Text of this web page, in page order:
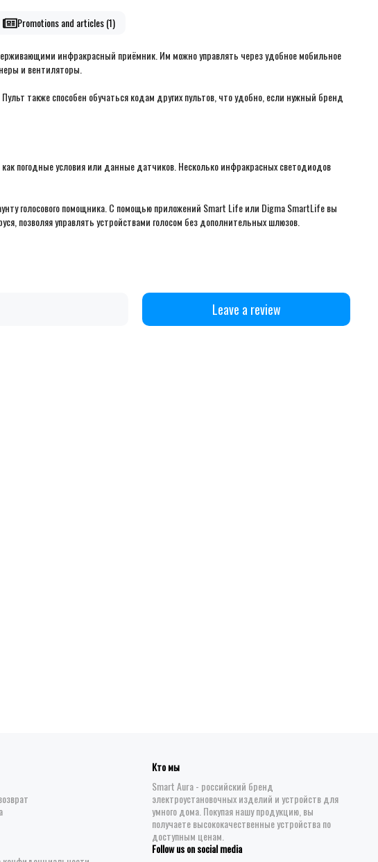
Promotions and articles (1)
инфракрасный приёмник. Им можно управлять через удобное мобильное
и вентиляторы.
также способен обучаться кодам других пультов, что удобно, если нужный бренд
погодные условия или данные датчиков. Несколько инфракрасных светодиодов
голосового помощника. С помощью приложений Smart Life или Digma SmartLife вы
позволяя управлять устройствами голосом без дополнительных шлюзов.
Leave a review
Кто мы
Smart Aura - российский бренд
электроустановочных изделий и устройств для
умного дома. Покупая нашу продукцию, вы
получаете высококачественные устройства по
доступным ценам.
Follow us on social media